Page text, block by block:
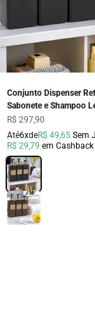
Conjunto Dispenser
Sabonete e Shampoo
Preço promocional
R$ 297,90
Até6xdeR$ 49,65 Sem
R$ 29,79 em Cashback
Cor
Preto
Marrom